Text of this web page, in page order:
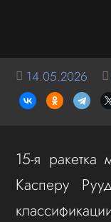
14.05.2026
15-я ракетка
Касперу